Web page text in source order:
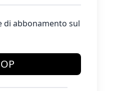
di abbonamento sul